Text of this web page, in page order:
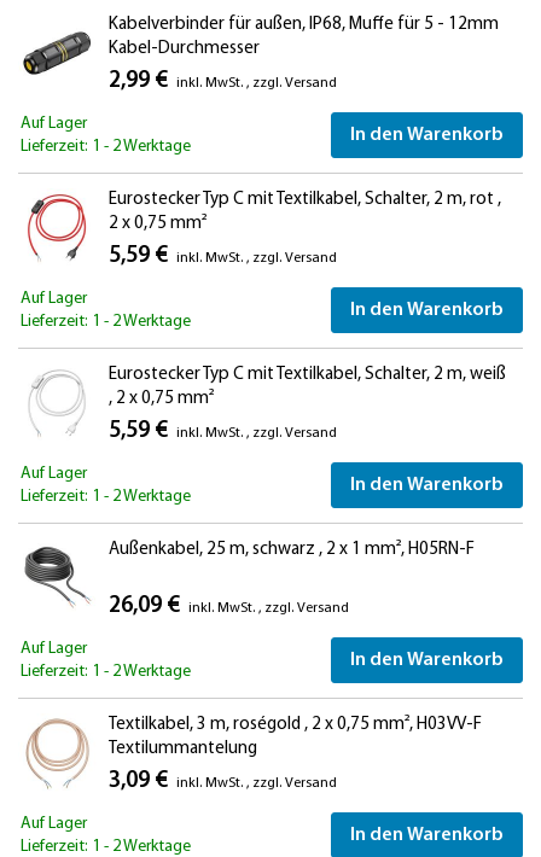
Kabelverbinder für außen, IP68, Muffe für 5 - 12mm
Kabel-Durchmesser
2,99 € inkl. MwSt. , zzgl. Versand
Auf Lager
Lieferzeit: 1 - 2 Werktage
In den Warenkorb
Eurostecker Typ C mit Textilkabel, Schalter, 2 m, rot ,
2 x 0,75 mm²
5,59 € inkl. MwSt. , zzgl. Versand
Auf Lager
Lieferzeit: 1 - 2 Werktage
In den Warenkorb
Eurostecker Typ C mit Textilkabel, Schalter, 2 m, weiß
, 2 x 0,75 mm²
5,59 € inkl. MwSt. , zzgl. Versand
Auf Lager
Lieferzeit: 1 - 2 Werktage
In den Warenkorb
Außenkabel, 25 m, schwarz , 2 x 1 mm², H05RN-F
26,09 € inkl. MwSt. , zzgl. Versand
Auf Lager
Lieferzeit: 1 - 2 Werktage
In den Warenkorb
Textilkabel, 3 m, roségold , 2 x 0,75 mm², H03VV-F
Textilummantelung
3,09 € inkl. MwSt. , zzgl. Versand
Auf Lager
Lieferzeit: 1 - 2 Werktage
In den Warenkorb